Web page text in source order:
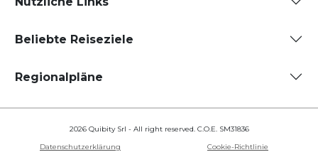
Beliebte Reiseziele
Regionalpläne
2026 Quibity Srl - All right reserved. C.O.E. SM31836
Datenschutzerklärung
Cookie-Richtlinie